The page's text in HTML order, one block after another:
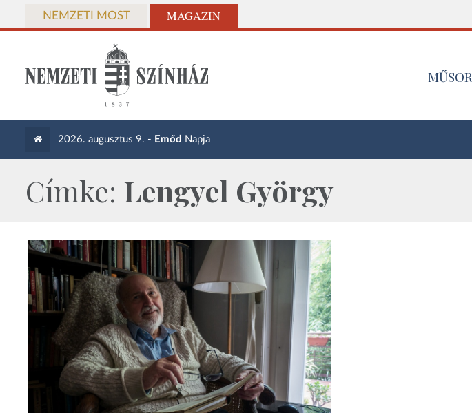
NEMZETI MOST MAGAZIN
MŰSOR
2026. augusztus 9. - Emőd Napja
Címke: Lengyel György